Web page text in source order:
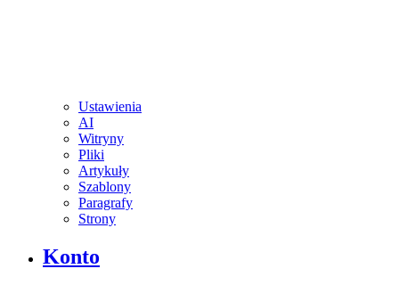
Ustawienia
AI
Witryny
Pliki
Artykuły
Szablony
Paragrafy
Strony
Konto